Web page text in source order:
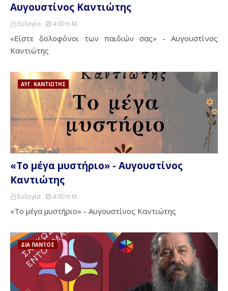
Αυγουστίνος Καντιώτης
Ευλογία 4:00 Π.μ.
«Είστε δολοφόνοι των παιδιών σας» - Αυγουστίνος
Καντιώτης
ΑΥΓ. ΚΑΝΤΙΩΤΗΣ
«Το μέγα μυστήριο» - Αυγουστίνος
Καντιώτης
Ευλογία 4:00 Π.μ.
«Το μέγα μυστήριο» - Αυγουστίνος Καντιώτης
ΔΙΑ ΠΑΝΤΟΣ